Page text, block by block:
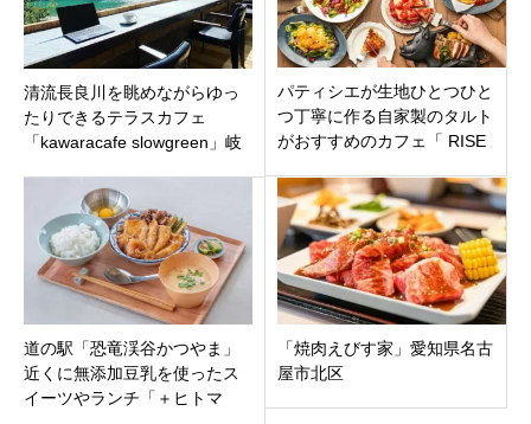
清流長良川を眺めながらゆっ
たりできるテラスカフェ
「kawaracafe slowgreen」岐
パティシエが生地ひとつひと
つ丁寧に作る自家製のタルト
がおすすめのカフェ「 RISE
ープン
道の駅「恐竜渓谷かつやま」
近くに無添加豆乳を使ったス
イーツやランチ「＋ヒトマ
「焼肉えびす家」愛知県名古
屋市北区